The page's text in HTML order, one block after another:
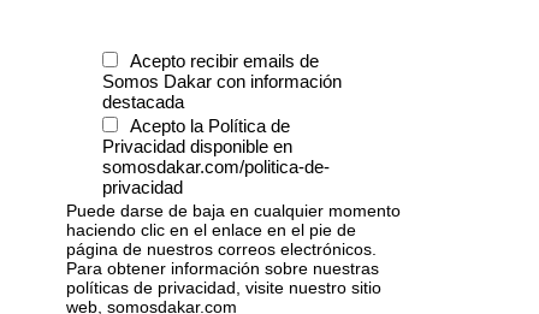
Acepto recibir emails de
Somos Dakar con información
destacada
Acepto la Política de
Privacidad disponible en
somosdakar.com/politica-de-
privacidad
Puede darse de baja en cualquier momento
haciendo clic en el enlace en el pie de
página de nuestros correos electrónicos.
Para obtener información sobre nuestras
políticas de privacidad, visite nuestro sitio
web, somosdakar.com